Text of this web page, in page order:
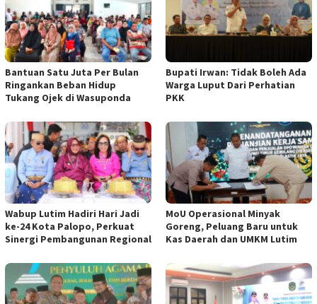
Bantuan Satu Juta Per Bulan
Ringankan Beban Hidup
Tukang Ojek di Wasuponda
Bupati Irwan: Tidak Boleh Ada
Warga Luput Dari Perhatian
PKK
Wabup Lutim Hadiri Hari Jadi
ke-24 Kota Palopo, Perkuat
Sinergi Pembangunan Regional
MoU Operasional Minyak
Goreng, Peluang Baru untuk
Kas Daerah dan UMKM Lutim ‎